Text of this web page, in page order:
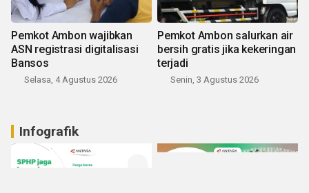
Pemkot Ambon wajibkan
ASN registrasi digitalisasi
Bansos
Selasa, 4 Agustus 2026
Pemkot Ambon salurkan air
bersih gratis jika kekeringan
terjadi
Senin, 3 Agustus 2026
Infografik